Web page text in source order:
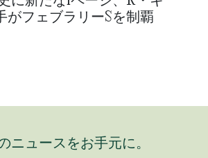
がフェブラリーSを制覇
ニュースをお手元に。